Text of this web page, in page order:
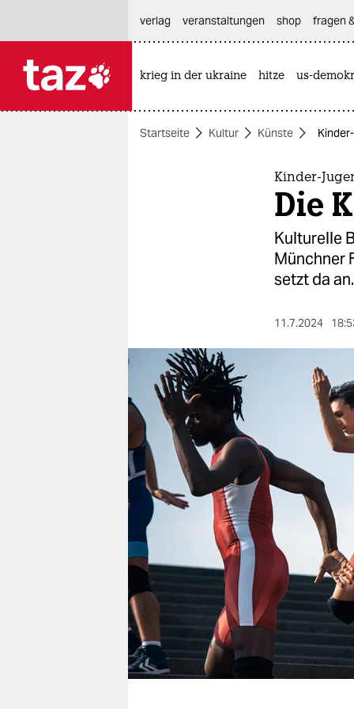
themen
berlin
nord
wahrheit
verlag
verlag
veranstaltungen
shop
fragen & hilfe
unterstützen
abo
genossenschaft
verlag
veranstaltungen shop fragen
krieg in der ukraine hitze us-
Startseite Kultur Künste
Kinder-
Die
Kulturelle
Münchner
setzt da an.
11.7.2024